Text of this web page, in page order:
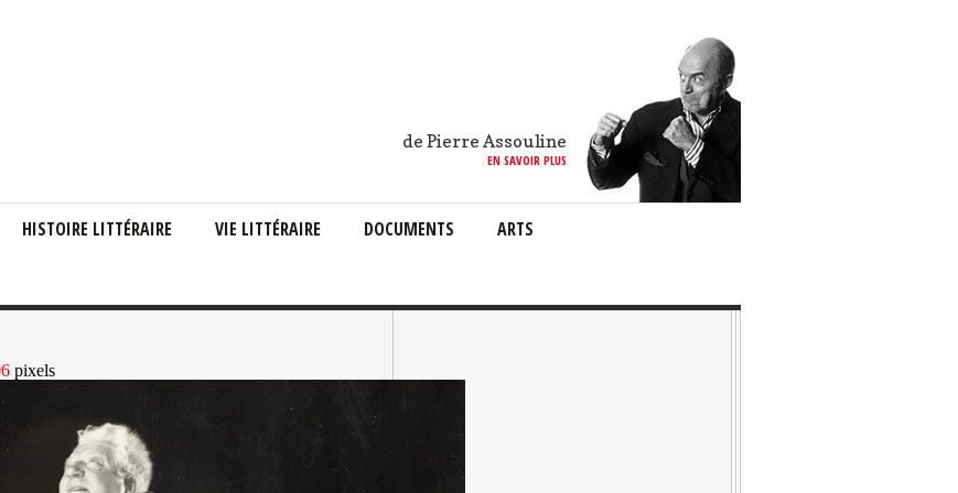
de Pierre Assouline
EN SAVOIR PLUS
HISTOIRE LITTÉRAIRE VIE LITTÉRAIRE DOCUMENTS ARTS
pixels